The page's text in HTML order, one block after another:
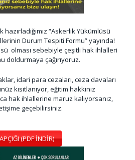
“Askerlik Yükümlüsü
Durum Tespiti Formu” yayında!
olması sebebiyle çeşitli hak ihlalleri
doldurmaya çağırıyoruz.
idari para cezaları, ceza davaları
kısıtlanıyor, eğitim hakkınız
hak ihlallerine maruz kalıyorsanız,
geçebilirsiniz.
(PDF İNDİR)